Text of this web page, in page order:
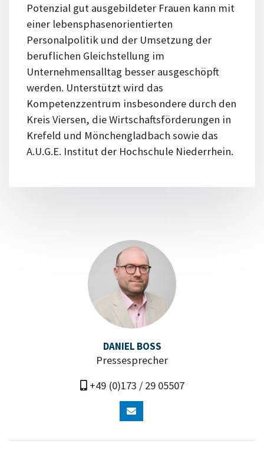
DANIEL BOSS
Pressesprecher
+49 (0)173 / 29 05507
Potenzial gut ausgebildeter Frauen kann mit
einer lebensphasenorientierten
Personalpolitik und der Umsetzung der
beruflichen Gleichstellung im
Unternehmensalltag besser ausgeschöpft
werden. Unterstützt wird das
Kompetenzzentrum insbesondere durch den
Kreis Viersen, die Wirtschaftsförderungen in
Krefeld und Mönchengladbach sowie das
A.U.G.E. Institut der Hochschule Niederrhein.